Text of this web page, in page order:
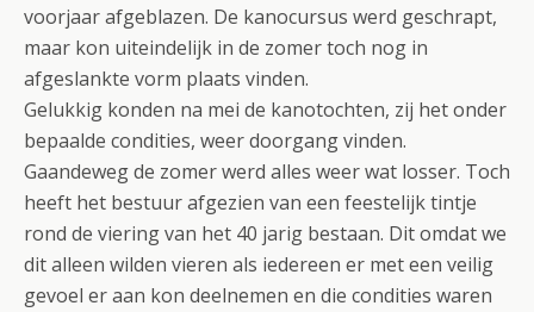
voorjaar afgeblazen. De kanocursus werd geschrapt,
maar kon uiteindelijk in de zomer toch nog in
afgeslankte vorm plaats vinden.
Gelukkig konden na mei de kanotochten, zij het onder
bepaalde condities, weer doorgang vinden.
Gaandeweg de zomer werd alles weer wat losser. Toch
heeft het bestuur afgezien van een feestelijk tintje
rond de viering van het 40 jarig bestaan. Dit omdat we
dit alleen wilden vieren als iedereen er met een veilig
gevoel er aan kon deelnemen en die condities waren